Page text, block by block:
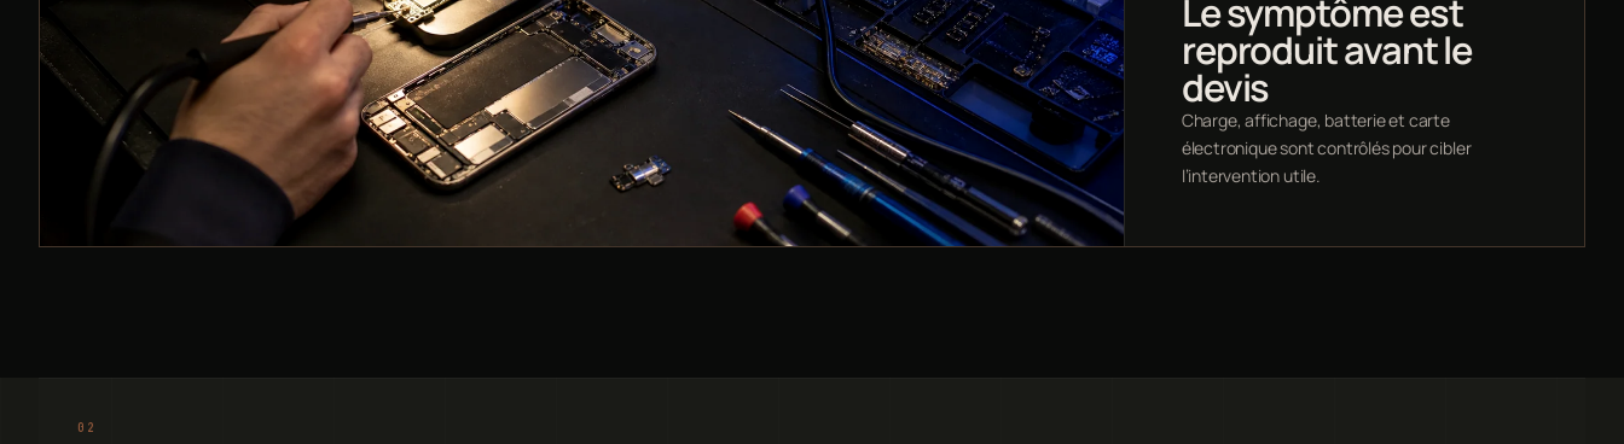
Le symptôme est
reproduit avant le
devis
Charge, affichage, batterie et carte
électronique sont contrôlés pour cibler
l’intervention utile.